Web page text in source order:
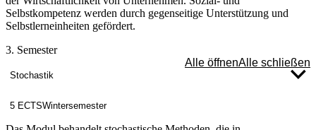
Selbstkompetenz werden durch gegenseitige Unterstützung und
Selbstlerneinheiten gefördert.
3. Semester
Alle öffnenAlle schließen
Stochastik
5 ECTSWintersemester